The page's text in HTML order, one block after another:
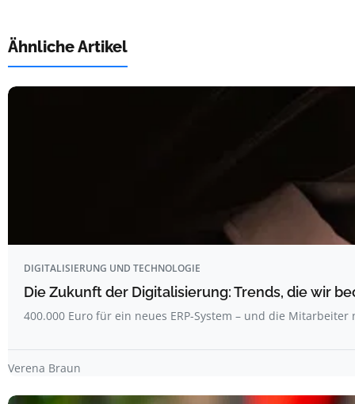
Ähnliche Artikel
DIGITALISIERUNG UND TECHNOLOGIE
Die Zukunft der Digitalisierung: Trends, die wir
400.000 Euro für ein neues ERP-System – und die
Verena Braun